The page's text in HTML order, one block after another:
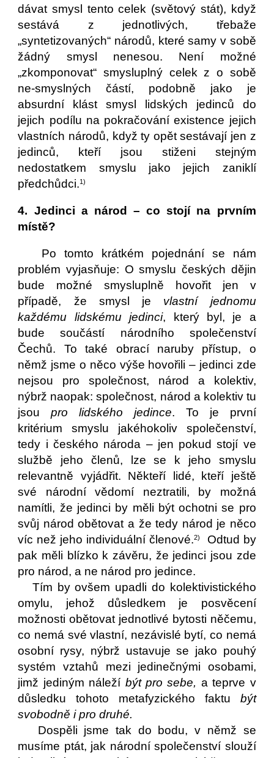
dávat smysl tento celek (světový stát), když
sestává z jednotlivých, třebaže
„syntetizovaných“ národů, které samy v sobě
žádný smysl nenesou. Není možné
„zkomponovat“ smysluplný celek z o sobě
ne-smyslných částí, podobně jako je
absurdní klást smysl lidských jedinců do
jejich podílu na pokračování existence jejich
vlastních národů, když ty opět sestávají jen z
jedinců, kteří jsou stiženi stejným
nedostatkem smyslu jako jejich zaniklí
předchůdci.1)
4. Jedinci a národ – co stojí na prvním
místě?
Po tomto krátkém pojednání se nám
problém vyjasňuje: O smyslu českých dějin
bude možné smysluplně hovořit jen v
případě, že smysl je vlastní jednomu
každému lidskému jedinci, který byl, je a
bude součástí národního společenství
Čechů. To také obrací naruby přístup, o
němž jsme o něco výše hovořili – jedinci zde
nejsou pro společnost, národ a kolektiv,
nýbrž naopak: společnost, národ a kolektiv tu
jsoupro lidského jedince. To je první
kritérium smyslu jakéhokoliv společenství,
tedy i českého národa – jen pokud stojí ve
službě jeho členů, lze se k jeho smyslu
relevantně vyjádřit. Někteří lidé, kteří ještě
své národní vědomí neztratili, by možná
namítli, že jedinci by měli být ochotni se pro
svůj národ obětovat a že tedy národ je něco
víc než jeho individuální členové.2)
Odtud by
pak měli blízko k závěru, že jedinci jsou zde
pro národ, a ne národ pro jedince.
Tím by ovšem upadli do kolektivistického
omylu, jehož důsledkem je posvěcení
možnosti obětovat jednotlivé bytosti něčemu,
co nemá své vlastní, nezávislé bytí, co nemá
osobní rysy, nýbrž ustavuje se jako pouhý
systém vztahů mezi jedinečnými osobami,
jimž jediným náleží být pro sebe, a teprve v
důsledku tohoto metafyzického faktu být
svobodně i pro druhé.
Dospěli jsme tak do bodu, v němž se
musíme ptát, jak národní společenství slouží